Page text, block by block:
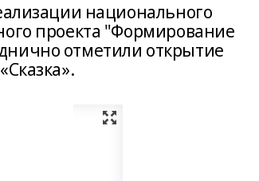
национального
проекта "Формирование
отметили открытие